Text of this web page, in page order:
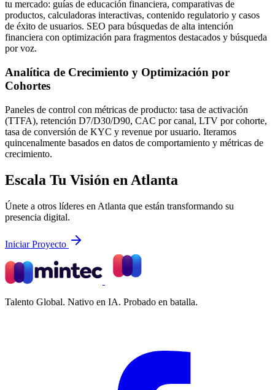
tu mercado: guías de educación financiera, comparativas de
productos, calculadoras interactivas, contenido regulatorio y casos
de éxito de usuarios. SEO para búsquedas de alta intención
financiera con optimización para fragmentos destacados y búsqueda
por voz.
Analítica de Crecimiento y Optimización por
Cohortes
Paneles de control con métricas de producto: tasa de activación
(TTFA), retención D7/D30/D90, CAC por canal, LTV por cohorte,
tasa de conversión de KYC y revenue por usuario. Iteramos
quincenalmente basados en datos de comportamiento y métricas de
crecimiento.
Escala Tu Visión en Atlanta
Únete a otros líderes en Atlanta que están transformando su
presencia digital.
Iniciar Proyecto
Talento Global. Nativo en IA. Probado en batalla.